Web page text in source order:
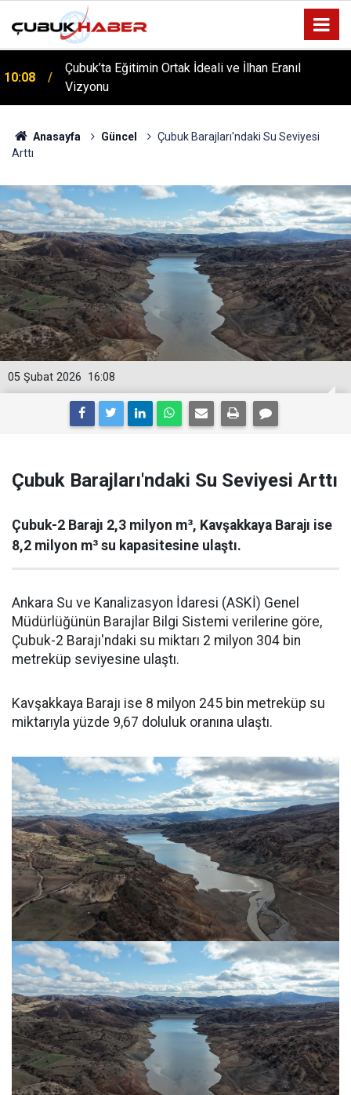
12:06
ÇUBUK’TA ‘YAZA MERHABA’ COŞKUSU: Kursiyerler
Gönüllerince Eğlendi!
Anasayfa Güncel
Çubuk Barajları'ndaki Su Seviyesi
Arttı
16:08
05 Şubat 2026
Çubuk Barajları'ndaki Su Seviyesi Arttı
Çubuk-2 Barajı 2,3 milyon m³, Kavşakkaya Barajı ise
8,2 milyon m³ su kapasitesine ulaştı.
Ankara Su ve Kanalizasyon İdaresi (ASKİ) Genel
Müdürlüğünün Barajlar Bilgi Sistemi verilerine göre,
Çubuk-2 Barajı'ndaki su miktarı 2 milyon 304 bin
metreküp seviyesine ulaştı.
Kavşakkaya Barajı ise 8 milyon 245 bin metreküp su
miktarıyla yüzde 9,67 doluluk oranına ulaştı.